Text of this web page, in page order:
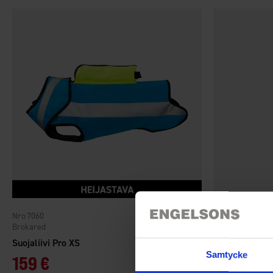
Samtycke
Suojaliivi Pro XS
Brokared
7060
159 €
2356
22 €